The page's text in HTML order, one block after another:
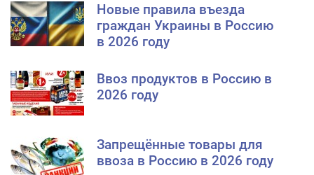
Новые правила въезда
граждан Украины в Россию
в 2026 году
Ввоз продуктов в Россию в
2026 году
Запрещённые товары для
ввоза в Россию в 2026 году